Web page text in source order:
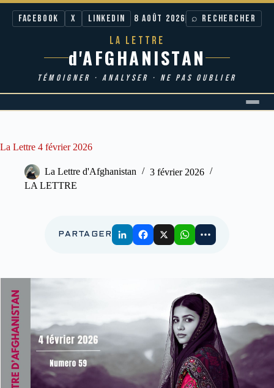
Facebook X LinkedIn 8 AOÛT 2026 ⌕ RECHERCHER
LA LETTRE
d'AFGHANISTAN
TÉMOIGNER · ANALYSER · NE PAS OUBLIER
La Lettre 4 février 2026
La Lettre d'Afghanistan
3 février 2026
LA LETTRE
PARTAGER